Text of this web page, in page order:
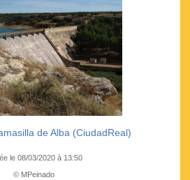
de Alba (CiudadReal)
le 08/03/2020 à 13:50
© MPeinado